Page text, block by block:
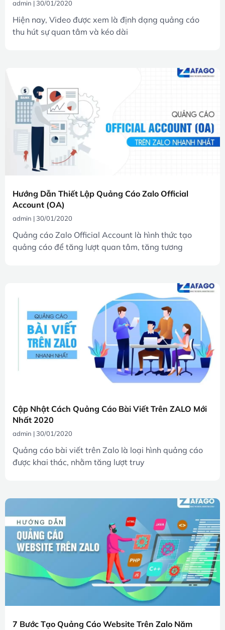
admin 30/01/2020
Hiện nay, Video được xem là định dạng quảng cáo
thu hút sự quan tâm và kéo dài
Hướng Dẫn Thiết Lập Quảng Cáo Zalo Official
Account (OA)
admin 30/01/2020
Quảng cáo Zalo Official Account là hình thức tạo
quảng cáo để tăng lượt quan tâm, tăng tương
Cập Nhật Cách Quảng Cáo Bài Viết Trên ZALO Mới
Nhất 2020
admin 30/01/2020
Quảng cáo bài viết trên Zalo là loại hình quảng cáo
được khai thác, nhằm tăng lượt truy
7 Bước Tạo Quảng Cáo Website Trên Zalo Năm